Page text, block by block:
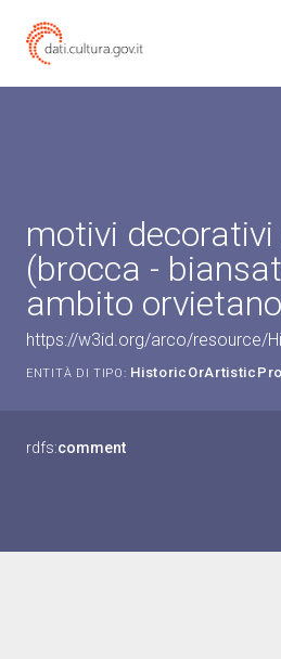
motivi
(brocca -
ambito
https://w3id.org/arco/resource/
ENTITÀ DI TIPO:
rdfs:comment